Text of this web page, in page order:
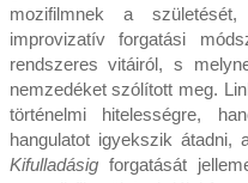
mozifilmnek a
improvizatív forgatási
rendszeres vitáiról, s
nemzedéket szólított meg.
történelmi hitelességre,
hangulatot igyekszik átadni,
Kifulladásigforgatását